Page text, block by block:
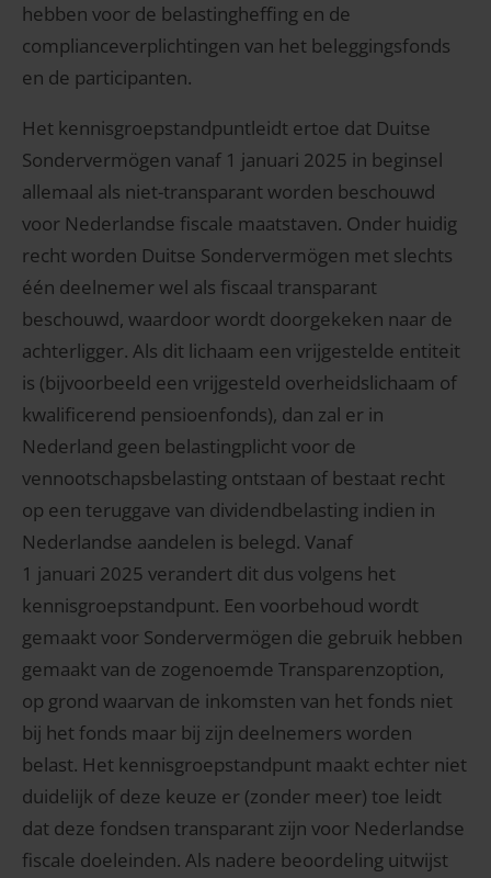
hebben voor de belastingheffing en de
complianceverplichtingen van het beleggingsfonds
en de participanten.
Het kennisgroepstandpuntleidt ertoe dat Duitse
Sondervermögen vanaf 1 januari 2025 in beginsel
allemaal als niet-transparant worden beschouwd
voor Nederlandse fiscale maatstaven. Onder huidig
recht worden Duitse Sondervermögen met slechts
één deelnemer wel als fiscaal transparant
beschouwd, waardoor wordt doorgekeken naar de
achterligger. Als dit lichaam een vrijgestelde entiteit
is (bijvoorbeeld een vrijgesteld overheidslichaam of
kwalificerend pensioenfonds), dan zal er in
Nederland geen belastingplicht voor de
vennootschapsbelasting ontstaan of bestaat recht
op een teruggave van dividendbelasting indien in
Nederlandse aandelen is belegd. Vanaf
1 januari 2025 verandert dit dus volgens het
kennisgroepstandpunt. Een voorbehoud wordt
gemaakt voor Sondervermögen die gebruik hebben
gemaakt van de zogenoemde Transparenzoption,
op grond waarvan de inkomsten van het fonds niet
bij het fonds maar bij zijn deelnemers worden
belast. Het kennisgroepstandpunt maakt echter niet
duidelijk of deze keuze er (zonder meer) toe leidt
dat deze fondsen transparant zijn voor Nederlandse
fiscale doeleinden. Als nadere beoordeling uitwijst